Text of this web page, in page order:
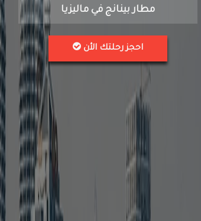
مطار بينانج في ماليزيا
احجز رحلتك الأن